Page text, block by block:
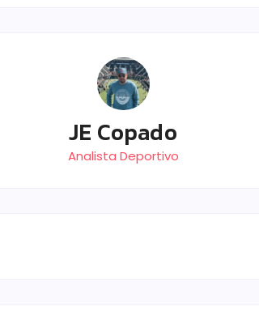
JE Copado
Analista Deportivo